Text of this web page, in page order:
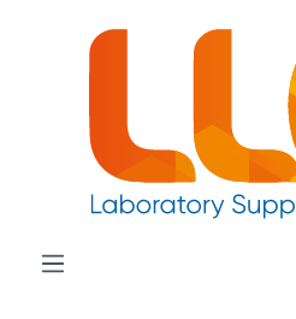
principale